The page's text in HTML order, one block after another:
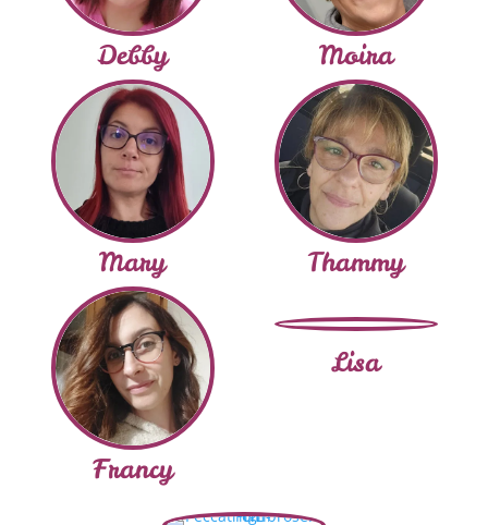
Debby Moira
Mary Thammy
Francy
Lisa